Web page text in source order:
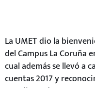
La UMET dio la
del Campus La Coruña
cual además se llevó a
cuentas 2017 y